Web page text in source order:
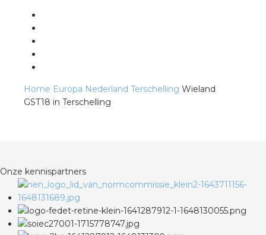
Home Europa Nederland Terschelling Wieland
GST18 in Terschelling
Onze kennispartners